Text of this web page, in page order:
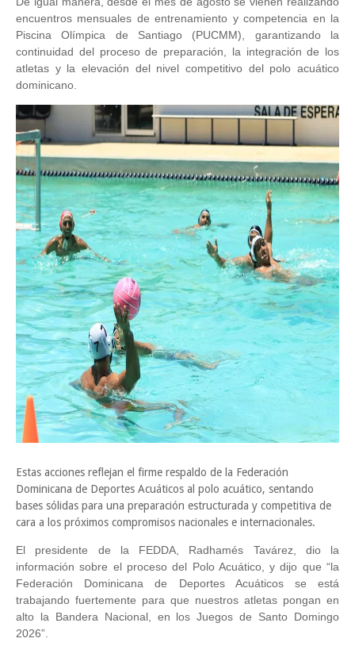
encuentros mensuales de entrenamiento y competencia en la
Piscina Olímpica de Santiago (PUCMM), garantizando la
continuidad del proceso de preparación, la integración de los
atletas y la elevación del nivel competitivo del polo acuático
dominicano.
Estas acciones reflejan el firme respaldo de la Federación
Dominicana de Deportes Acuáticos al polo acuático, sentando
bases sólidas para una preparación estructurada y competitiva de
cara a los próximos compromisos nacionales e internacionales.
El presidente de la FEDDA, Radhamés Tavárez, dio la
información sobre el proceso del Polo Acuático, y dijo que “la
Federación Dominicana de Deportes Acuáticos se está
trabajando fuertemente para que nuestros atletas pongan en
alto la Bandera Nacional, en los Juegos de Santo Domingo
2026”.